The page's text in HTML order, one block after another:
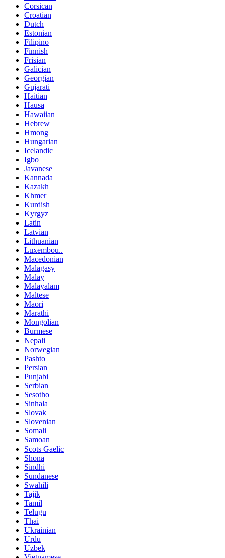
Corsican
Croatian
Dutch
Estonian
Filipino
Finnish
Frisian
Galician
Georgian
Gujarati
Haitian
Hausa
Hawaiian
Hebrew
Hmong
Hungarian
Icelandic
Igbo
Javanese
Kannada
Kazakh
Khmer
Kurdish
Kyrgyz
Latin
Latvian
Lithuanian
Luxembou..
Macedonian
Malagasy
Malay
Malayalam
Maltese
Maori
Marathi
Mongolian
Burmese
Nepali
Norwegian
Pashto
Persian
Punjabi
Serbian
Sesotho
Sinhala
Slovak
Slovenian
Somali
Samoan
Scots Gaelic
Shona
Sindhi
Sundanese
Swahili
Tajik
Tamil
Telugu
Thai
Ukrainian
Urdu
Uzbek